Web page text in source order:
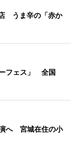
うま辛の「赤か
フェス」 全国
へ 宮城在住の小